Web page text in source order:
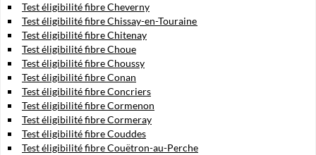
Test éligibilité fibre Cheverny
Test éligibilité fibre Chissay-en-Touraine
Test éligibilité fibre Chitenay
Test éligibilité fibre Choue
Test éligibilité fibre Choussy
Test éligibilité fibre Conan
Test éligibilité fibre Concriers
Test éligibilité fibre Cormenon
Test éligibilité fibre Cormeray
Test éligibilité fibre Couddes
Test éligibilité fibre Couëtron-au-Perche